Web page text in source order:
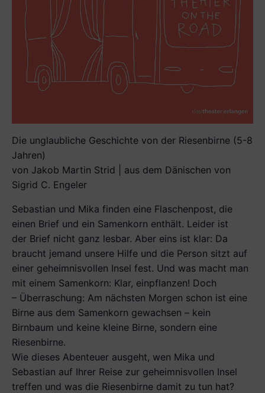
Die unglaubliche Geschichte von der Riesenbirne (5-8
Jahren)
von Jakob Martin Strid | aus dem Dänischen von
Sigrid C. Engeler
Sebastian und Mika finden eine Flaschenpost, die
einen Brief und ein Samenkorn enthält. Leider ist
der Brief nicht ganz lesbar. Aber eins ist klar: Da
braucht jemand unsere Hilfe und die Person sitzt auf
einer geheimnisvollen Insel fest. Und was macht man
mit einem Samenkorn: Klar, einpflanzen! Doch
– Überraschung: Am nächsten Morgen schon ist eine
Birne aus dem Samenkorn gewachsen – kein
Birnbaum und keine kleine Birne, sondern eine
Riesenbirne.
Wie dieses Abenteuer ausgeht, wen Mika und
Sebastian auf Ihrer Reise zur geheimnisvollen Insel
treffen und was die Riesenbirne damit zu tun hat?